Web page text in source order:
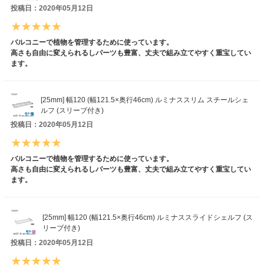
投稿日：2020年05月12日
バルコニーで植物を管理するために使っています。
高さも自由に変えられるしパーツも豊富、丈夫で組み立てやすく重宝してい
ます。
[25mm] 幅120 (幅121.5×奥行46cm) ルミナススリム スチールシェ
ルフ (スリーブ付き)
投稿日：2020年05月12日
バルコニーで植物を管理するために使っています。
高さも自由に変えられるしパーツも豊富、丈夫で組み立てやすく重宝してい
ます。
[25mm] 幅120 (幅121.5×奥行46cm) ルミナススライドシェルフ (ス
リーブ付き)
投稿日：2020年05月12日